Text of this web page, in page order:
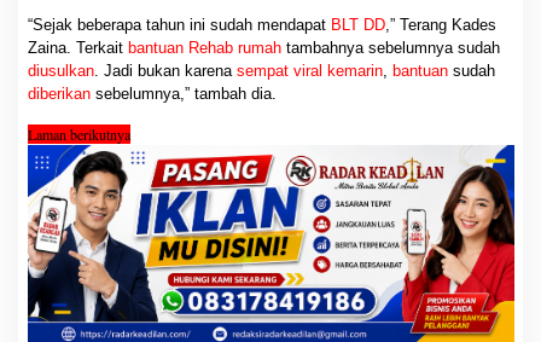
Pematang Buluran , Zaina, S. Pd mengatakan sebelumnya Kakek
Amrin sudah mendapatBantuan Langsung Tunai (BLT)melalui
Dana Desa.
Zaina. Terkait
sudahdiusulkan . Jadi bukan karenasempat kemarin
bantuan
sudahdiberikan sebelumnya,” tambah dia.
Laman berikutnya